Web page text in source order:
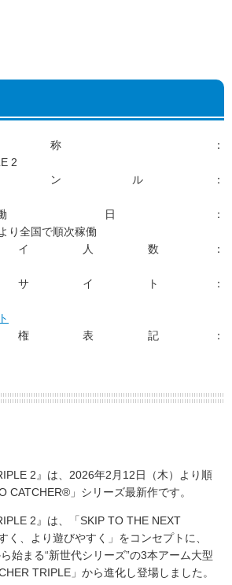
：
2
ンル：
日：
り全国で順次稼働
人数：
イト：
表記：
2』は、2026年2月12日（木）より順
CATCHER®」シリーズ最新作です。
2』は、「SKIP TO THE NEXT
く、より遊びやすく」をコンセプトに、
始まる“新世代シリーズ”の3本アーム大型
TRIPLE」から進化し登場しました。